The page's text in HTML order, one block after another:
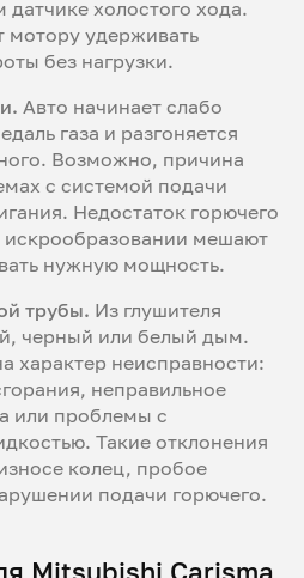
холостого хода.
удерживать
без нагрузки.
Авто начинает слабо
газа и разгоняется
Возможно, причина
с системой подачи
Недостаток горючего
мешают
нужную мощность.
трубы. Из глушителя
черный или белый дым.
характер неисправности:
неправильное
или проблемы с
Такие отклонения
колец, пробое
подачи горючего.
Mitsubishi Carisma